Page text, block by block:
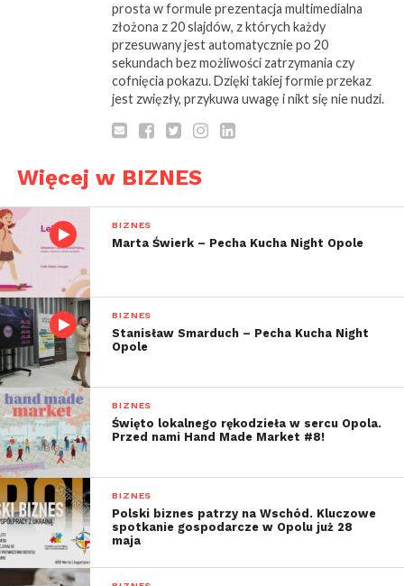
prosta w formule prezentacja multimedialna
złożona z 20 slajdów, z których każdy
przesuwany jest automatycznie po 20
sekundach bez możliwości zatrzymania czy
cofnięcia pokazu. Dzięki takiej formie przekaz
jest zwięzły, przykuwa uwagę i nikt się nie nudzi.
Więcej w BIZNES
BIZNES
Marta Świerk – Pecha Kucha Night Opole
BIZNES
Stanisław Smarduch – Pecha Kucha Night
Opole
BIZNES
Święto lokalnego rękodzieła w sercu Opola.
Przed nami Hand Made Market #8!
BIZNES
Polski biznes patrzy na Wschód. Kluczowe
spotkanie gospodarcze w Opolu już 28
maja